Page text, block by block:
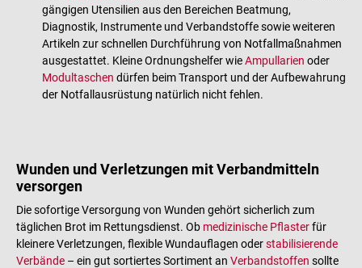
gängigen Utensilien aus den Bereichen Beatmung,
Diagnostik, Instrumente und Verbandstoffe sowie weiteren
Artikeln zur schnellen Durchführung von Notfallmaßnahmen
ausgestattet. Kleine Ordnungshelfer wieAmpullarien oder
Modultaschen dürfen beim Transport und der Aufbewahrung
der Notfallausrüstung natürlich nicht fehlen.
Wunden und Verletzungen mit Verbandmitteln
versorgen
Die sofortige Versorgung von Wunden gehört sicherlich zum
täglichen Brot im Rettungsdienst. Ob medizinische Pflasterfür
kleinere Verletzungen, flexible Wundauflagen oderstabilisierende
Verbände – ein gut sortiertes Sortiment an Verbandstoffen sollte